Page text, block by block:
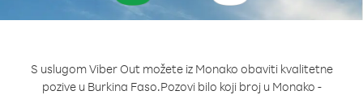
S uslugom Viber Out možete iz Monako obaviti kvalitetne
pozive u Burkina Faso.Pozovi bilo koji broj u Monako -